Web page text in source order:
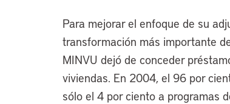
Para mejorar el enfoque de su
transformación más importante
MINVU dejó de conceder
viviendas. En 2004, el 96 por
sólo el 4 por ciento a programas